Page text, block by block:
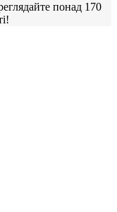
понад 170